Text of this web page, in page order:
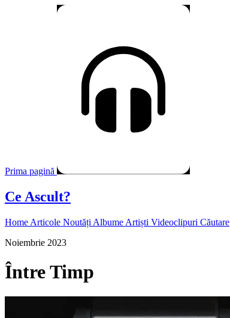
Prima pagină
Ce Ascult?
Home Articole Noutăți Albume Artiști Videoclipuri Căutare
Noiembrie 2023
Între Timp